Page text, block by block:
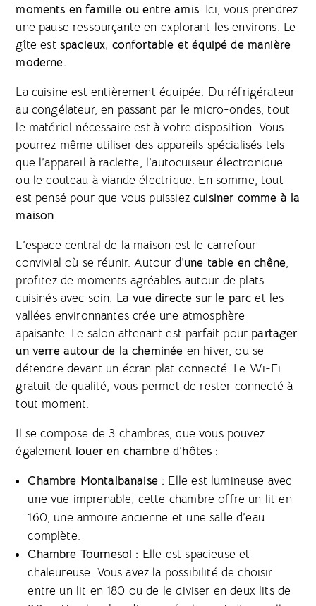
moments en famille ou entre amis. Ici, vous prendrez
une pause ressourçante en explorant les environs. Le
gîte est spacieux, confortable et équipé de manière
moderne.
La cuisine est entièrement équipée. Du réfrigérateur
au congélateur, en passant par le micro-ondes, tout
le matériel nécessaire est à votre disposition. Vous
pourrez même utiliser des appareils spécialisés tels
que l’appareil à raclette, l’autocuiseur électronique
ou le couteau à viande électrique. En somme, tout
est pensé pour que vous puissiezcuisiner comme à la
maison.
L’espace central de la maison est le carrefour
convivial où se réunir. Autour d’une table en chêne,
profitez de moments agréables autour de plats
cuisinés avec soin. La vue directe sur le parc et les
vallées environnantes crée une atmosphère
apaisante. Le salon attenant est parfait pour partager
un verre autour de la cheminée en hiver, ou se
détendre devant un écran plat connecté. Le Wi-Fi
gratuit de qualité, vous permet de rester connecté à
tout moment.
Il se compose de 3 chambres, que vous pouvez
également louer en chambre d’hôtes :
Chambre Montalbanaise : Elle est lumineuse avec
une vue imprenable, cette chambre offre un lit en
160, une armoire ancienne et une salle d’eau
complète.
Chambre Tournesol : Elle est spacieuse et
chaleureuse. Vous avez la possibilité de choisir
entre un lit en 180 ou de le diviser en deux lits de